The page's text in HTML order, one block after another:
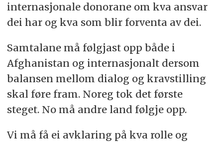
internasjonale donorane om kva ansvar
dei har og kva som blir forventa av dei.
Samtalane må følgjast opp både i
Afghanistan og internasjonalt dersom
balansen mellom dialog og kravstilling
skal føre fram. Noreg tok det første
steget. No må andre land følgje opp.
Vi må få ei avklaring på kva rolle og